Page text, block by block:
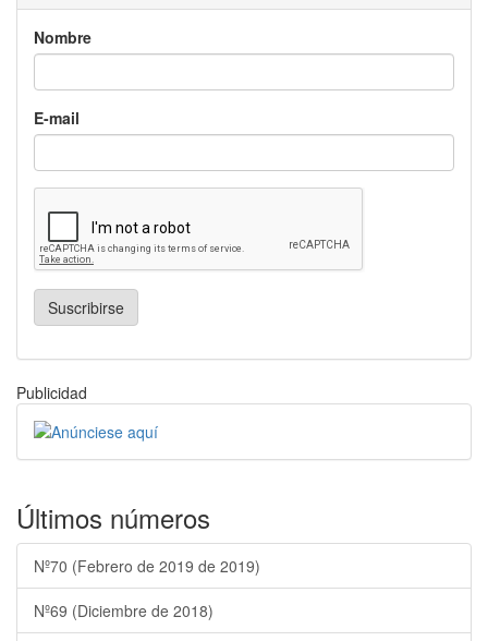
Nombre
E-mail
Suscribirse
Publicidad
Últimos números
Nº70 (Febrero de 2019 de 2019)
Nº69 (Diciembre de 2018)